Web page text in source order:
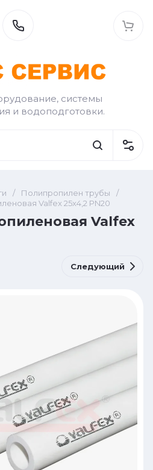
системы
и водоподготовки.
/ Полипропилен трубы
/
Valfex 25x4,2 PN20
Valfex
Следующий